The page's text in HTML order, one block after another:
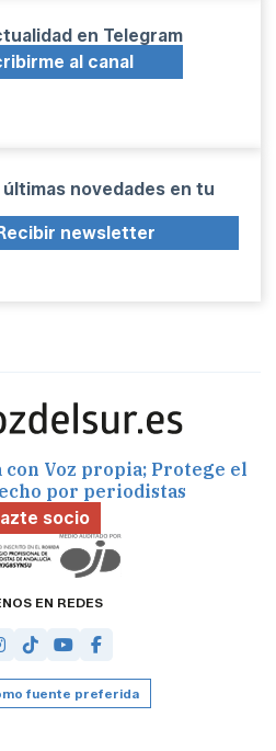
en Telegram
al canal
últimas novedades en tu
newsletter
con Voz propia; Protege el
por periodistas
socio
EN REDES
fuente preferida